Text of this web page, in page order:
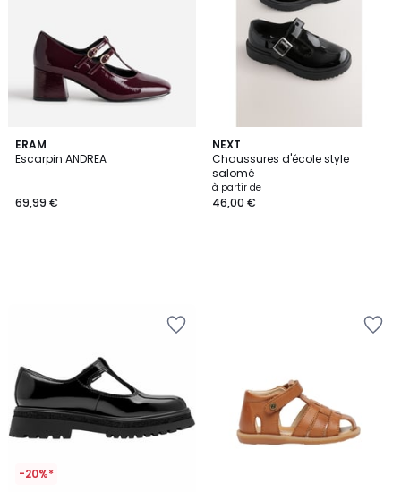
ERAM
Escarpin ANDREA
69,99 €
NEXT
Chaussures d'école style
salomé
à partir de
46,00 €
-20%*